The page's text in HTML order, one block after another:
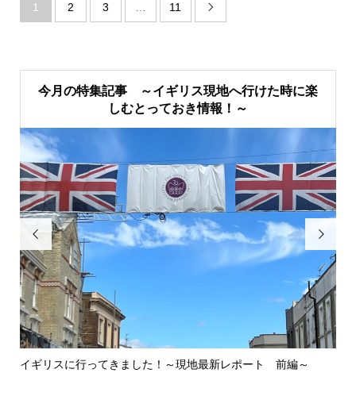
1 2 3 … 11 
今月の特集記事 ～イギリス現地へ行けた時に楽
しむとっておき情報！～

イギリスに行ってきました！～現地最新レポート 前編～
